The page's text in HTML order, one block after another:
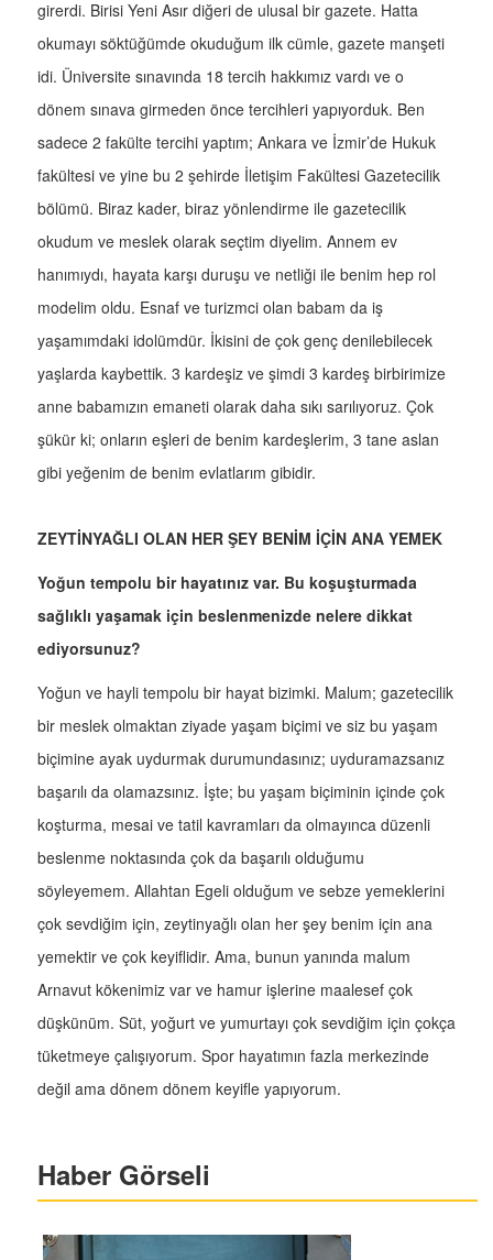
girerdi. Birisi Yeni Asır diğeri de ulusal bir gazete. Hatta
okumayı söktüğümde okuduğum ilk cümle, gazete manşeti
idi. Üniversite sınavında 18 tercih hakkımız vardı ve o
dönem sınava girmeden önce tercihleri yapıyorduk. Ben
sadece 2 fakülte tercihi yaptım; Ankara ve İzmir’de Hukuk
fakültesi ve yine bu 2 şehirde İletişim Fakültesi Gazetecilik
bölümü. Biraz kader, biraz yönlendirme ile gazetecilik
okudum ve meslek olarak seçtim diyelim. Annem ev
hanımıydı, hayata karşı duruşu ve netliği ile benim hep rol
modelim oldu. Esnaf ve turizmci olan babam da iş
yaşamımdaki idolümdür. İkisini de çok genç denilebilecek
yaşlarda kaybettik. 3 kardeşiz ve şimdi 3 kardeş birbirimize
anne babamızın emaneti olarak daha sıkı sarılıyoruz. Çok
şükür ki; onların eşleri de benim kardeşlerim, 3 tane aslan
gibi yeğenim de benim evlatlarım gibidir.
ZEYTİNYAĞLI OLAN HER ŞEY BENİM İÇİN ANA YEMEK
Yoğun tempolu bir hayatınız var. Bu koşuşturmada
sağlıklı yaşamak için beslenmenizde nelere dikkat
ediyorsunuz?
Yoğun ve hayli tempolu bir hayat bizimki. Malum; gazetecilik
bir meslek olmaktan ziyade yaşam biçimi ve siz bu yaşam
biçimine ayak uydurmak durumundasınız; uyduramazsanız
başarılı da olamazsınız. İşte; bu yaşam biçiminin içinde çok
koşturma, mesai ve tatil kavramları da olmayınca düzenli
beslenme noktasında çok da başarılı olduğumu
söyleyemem. Allahtan Egeli olduğum ve sebze yemeklerini
çok sevdiğim için, zeytinyağlı olan her şey benim için ana
yemektir ve çok keyiflidir. Ama, bunun yanında malum
Arnavut kökenimiz var ve hamur işlerine maalesef çok
düşkünüm. Süt, yoğurt ve yumurtayı çok sevdiğim için çokça
tüketmeye çalışıyorum. Spor hayatımın fazla merkezinde
değil ama dönem dönem keyifle yapıyorum.
Haber Görseli